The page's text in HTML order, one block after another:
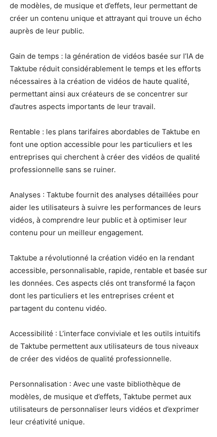
de modèles, de musique et d’effets, leur permettant de
créer un contenu unique et attrayant qui trouve un écho
auprès de leur public.
Gain de temps : la génération de vidéos basée sur l’IA de
Taktube réduit considérablement le temps et les efforts
nécessaires à la création de vidéos de haute qualité,
permettant ainsi aux créateurs de se concentrer sur
d’autres aspects importants de leur travail.
Rentable : les plans tarifaires abordables de Taktube en
font une option accessible pour les particuliers et les
entreprises qui cherchent à créer des vidéos de qualité
professionnelle sans se ruiner.
Analyses : Taktube fournit des analyses détaillées pour
aider les utilisateurs à suivre les performances de leurs
vidéos, à comprendre leur public et à optimiser leur
contenu pour un meilleur engagement.
Taktube a révolutionné la création vidéo en la rendant
accessible, personnalisable, rapide, rentable et basée sur
les données. Ces aspects clés ont transformé la façon
dont les particuliers et les entreprises créent et
partagent du contenu vidéo.
Accessibilité : L’interface conviviale et les outils intuitifs
de Taktube permettent aux utilisateurs de tous niveaux
de créer des vidéos de qualité professionnelle.
Personnalisation : Avec une vaste bibliothèque de
modèles, de musique et d’effets, Taktube permet aux
utilisateurs de personnaliser leurs vidéos et d’exprimer
leur créativité unique.